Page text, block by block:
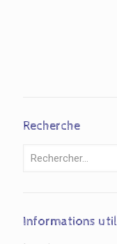
Recherche
Informations